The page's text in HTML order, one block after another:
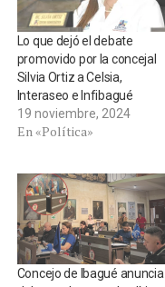
Lo que dejó el debate
promovido por la concejal
Silvia Ortiz a Celsia,
Interaseo e Infibagué
19 noviembre, 2024
En «Política»
Concejo de Ibagué anuncia